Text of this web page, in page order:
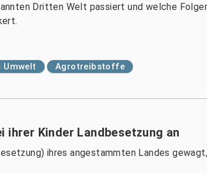
Dritten Welt passiert und welche
Agrotreibstoffe
Kinder Landbesetzung an
ihres angestammten Landes